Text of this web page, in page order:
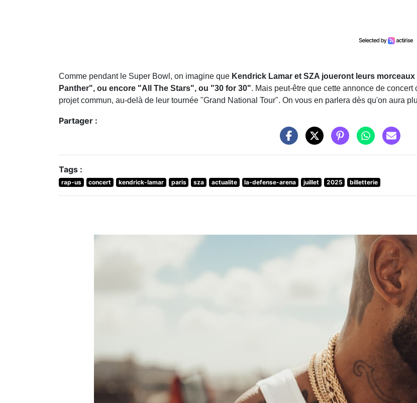
Comme pendant le Super Bowl, on imagine que Kendrick Lamar et SZA joueront leurs
Panther", ou encore "All The Stars", ou "30 for 30". Mais peut-être que cette annonce de
projet commun, au-delà de leur tournée "Grand National Tour". On vous en parlera dès qu'on aura
Partager :
Tags :
rap-us concert kendrick-lamar paris sza actualite la-defense-arena juillet 2025 billetterie